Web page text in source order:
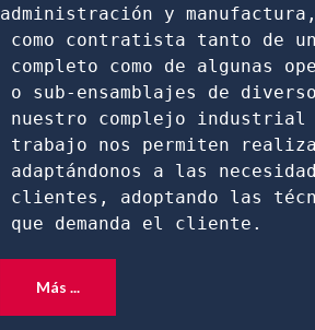
administración y
como contratista tanto de
completo como de algunas
o sub-ensamblajes de
nuestro complejo industrial
trabajo nos permiten
adaptándonos a las
clientes, adoptando las
que demanda el cliente.
Más ...